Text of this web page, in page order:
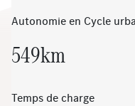
Autonomie en Cycle
549km
Temps de charge